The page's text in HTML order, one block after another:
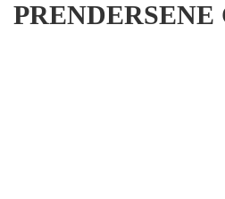
PRENDERSENE